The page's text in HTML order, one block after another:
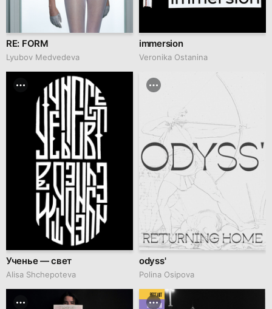
RE: FORM
Lyubov Medvedeva
immersion
Veronika Ostanina
Ученье — свет
Alisa Shchepoteva
odyss'
Polina Osipova
BEST ART
MARCH